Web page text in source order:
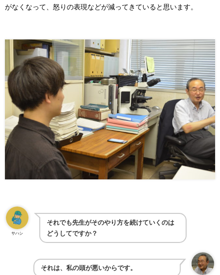
がなくなって、怒りの表現などが減ってきていると思います。
サハシ
それでも先生がそのやり方を続けていくのは
どうしてですか？
それは、私の頭が悪いからです。